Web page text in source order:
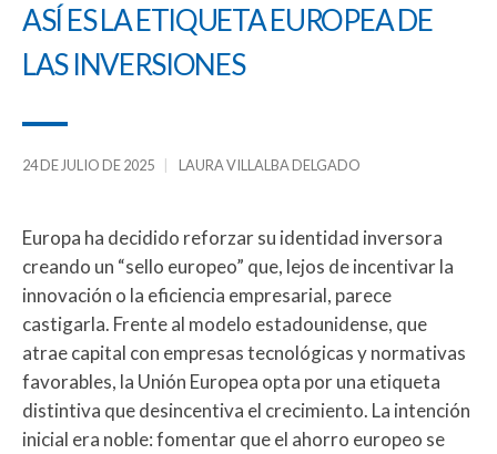
ASÍ ES LA ETIQUETA EUROPEA DE
LAS INVERSIONES
24 DE JULIO DE 2025 LAURA VILLALBA DELGADO
Europa ha decidido reforzar su identidad inversora
creando un “sello europeo” que, lejos de incentivar la
innovación o la eficiencia empresarial, parece
castigarla. Frente al modelo estadounidense, que
atrae capital con empresas tecnológicas y normativas
favorables, la Unión Europea opta por una etiqueta
distintiva que desincentiva el crecimiento. La intención
inicial era noble: fomentar que el ahorro europeo se